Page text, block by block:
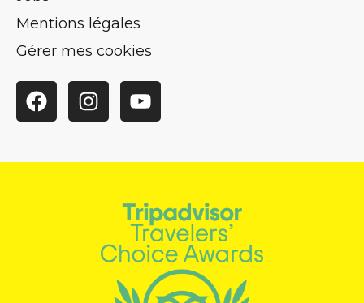
Mentions légales
Gérer mes cookies
FacebookInstagramYouTube